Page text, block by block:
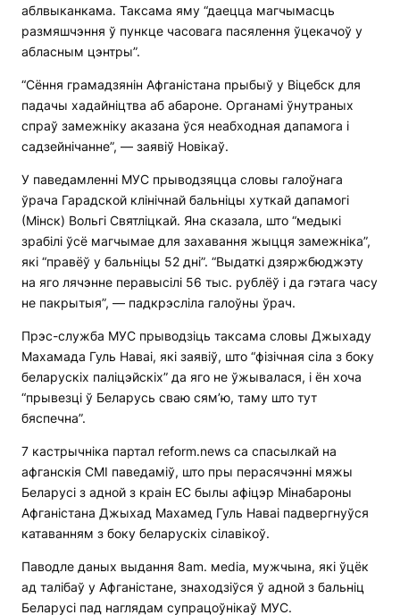
аблвыканкама. Таксама яму “даецца магчымасць
размяшчэння ў пункце часовага пасялення ўцекачоў у
абласным цэнтры”.
“Сёння грамадзянін Афганістана прыбыў у Віцебск для
падачы хадайніцтва аб абароне. Органамі ўнутраных
спраў замежніку аказана ўся неабходная дапамога і
садзейнічанне”, — заявіў Новікаў.
У паведамленні МУС прыводзяцца словы галоўнага
ўрача Гарадской клінічнай бальніцы хуткай дапамогі
(Мінск) Вольгі Святліцкай. Яна сказала, што “медыкі
зрабілі ўсё магчымае для захавання жыцця замежніка”,
які “правёў у бальніцы 52 дні”. “Выдаткі дзяржбюджэту
на яго лячэнне перавысілі 56 тыс. рублёў і да гэтага часу
не пакрытыя”, — падкрэсліла галоўны ўрач.
Прэс-служба МУС прыводзіць таксама словы Джыхаду
Махамада Гуль Наваі, які заявіў, што “фізічная сіла з боку
беларускіх паліцэйскіх” да яго не ўжывалася, і ён хоча
“прывезці ў Беларусь сваю сям’ю, таму што тут
бяспечна”.
7 кастрычніка партал reform.news са спасылкай на
афганскія СМІ паведаміў, што пры перасячэнні мяжы
Беларусі з адной з краін ЕС былы афіцэр Мінабароны
Афганістана Джыхад Махамед Гуль Наваі падвергнуўся
катаванням з боку беларускіх сілавікоў.
Паводле даных выдання 8am. мedia, мужчына, які ўцёк
ад талібаў у Афганістане, знаходзіўся ў адной з бальніц
Беларусі пад наглядам супрацоўнікаў МУС.